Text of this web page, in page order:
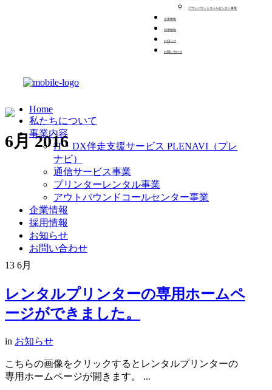
アウトバウンドコールセンター事業
企業情報
採用情報
お知らせ
お問い合わせ
Home
私たちについて
事業内容
IT・DX伴走支援サービス PLENAVI（プレ
ナビ）
通信サービス事業
プリンターレンタル事業
アウトバウンドコールセンター事業
企業情報
採用情報
お知らせ
お問い合わせ
6月 2016
13 6月
レンタルプリンターの専用ホームペ
ージができました。
in お知らせ
こちらの画像をクリックするとレンタルプリンターの
専用ホームページが開きます。 ...